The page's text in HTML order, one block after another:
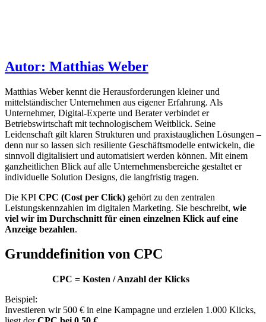
Autor: Matthias Weber
Matthias Weber kennt die Herausforderungen kleiner und
mittelständischer Unternehmen aus eigener Erfahrung. Als
Unternehmer, Digital-Experte und Berater verbindet er
Betriebswirtschaft mit technologischem Weitblick. Seine
Leidenschaft gilt klaren Strukturen und praxistauglichen Lösungen –
denn nur so lassen sich resiliente Geschäftsmodelle entwickeln, die
sinnvoll digitalisiert und automatisiert werden können. Mit einem
ganzheitlichen Blick auf alle Unternehmensbereiche gestaltet er
individuelle Solution Designs, die langfristig tragen.
Die KPI CPC (Cost per Click) gehört zu den zentralen
Leistungskennzahlen im digitalen Marketing. Sie beschreibt, wie
viel wir im Durchschnitt für einen einzelnen Klick auf eine
Anzeige bezahlen.
Grunddefinition von CPC
CPC = Kosten / Anzahl der Klicks
Beispiel:
Investieren wir 500 € in eine Kampagne und erzielen 1.000 Klicks,